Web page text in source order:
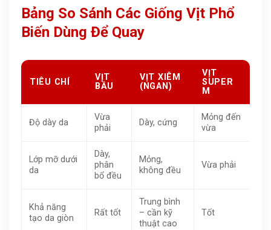
Bảng So Sánh Các Giống Vịt Phổ
Biến Dùng Để Quay
TIÊU CHÍ
VỊT
BẦU
VỊT XIÊM
(NGAN)
VỊT
SUPER
M
Độ dày da
Vừa
phải
Dày, cứng
Mỏng đến
vừa
Lớp mỡ dưới
da
Dày,
phân
bổ đều
Mỏng,
không đều
Vừa phải
Khả năng
tạo da giòn
Rất tốt
Trung bình
– cần kỹ
thuật cao
Tốt